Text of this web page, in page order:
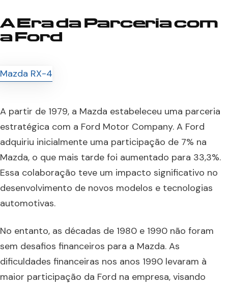
A Era da Parceria com
a Ford
A partir de 1979, a Mazda estabeleceu uma parceria
estratégica com a Ford Motor Company. A Ford
adquiriu inicialmente uma participação de 7% na
Mazda, o que mais tarde foi aumentado para 33,3%.
Essa colaboração teve um impacto significativo no
desenvolvimento de novos modelos e tecnologias
automotivas.
No entanto, as décadas de 1980 e 1990 não foram
sem desafios financeiros para a Mazda. As
dificuldades financeiras nos anos 1990 levaram à
maior participação da Ford na empresa, visando